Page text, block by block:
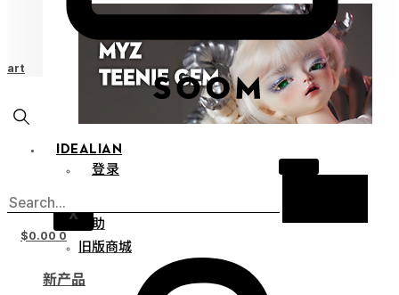
IDEALIAN
登录
X 帮助
旧版商城
新产品
$0.00 0